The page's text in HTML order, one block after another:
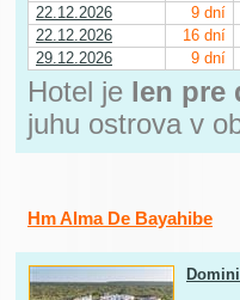
22.12.2026
9 dní
22.12.2026
16 dní
29.12.2026
9 dní
Hotel je len pre
juhu ostrova v
Hm Alma De Bayahibe